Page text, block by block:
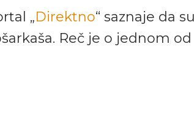
„Direktno“ saznaje da
Reč je o jednom